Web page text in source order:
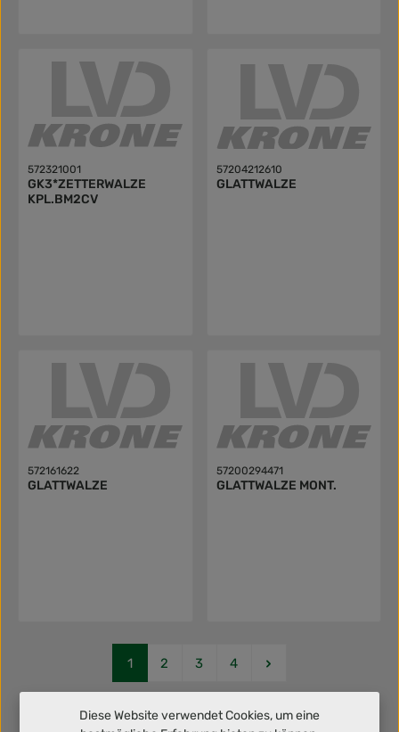
572321001
GK3*ZETTERWALZE
KPL.BM2CV
57204212610
GLATTWALZE
572161622
GLATTWALZE
57200294471
GLATTWALZE MONT.
Seite
1 Seite
2 Seite
3 Seite
4
Diese Website verwendet Cookies, um eine